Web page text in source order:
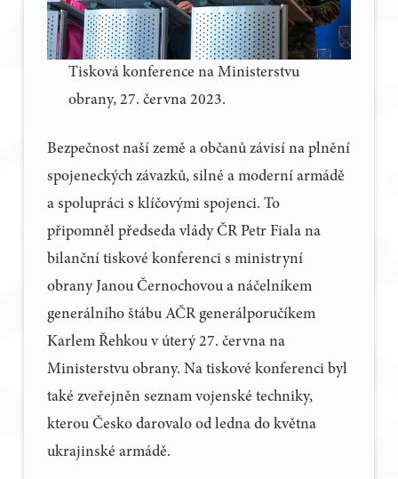
Tisková konference na Ministerstvu
obrany, 27. června 2023.
Bezpečnost naší země a občanů závisí na plnění
spojeneckých závazků, silné a moderní armádě
a spolupráci s klíčovými spojenci. To
připomněl předseda vlády ČR Petr Fiala na
bilanční tiskové konferenci s ministryní
obrany Janou Černochovou a náčelníkem
generálního štábu AČR generálporučíkem
Karlem Řehkou v úterý 27. června na
Ministerstvu obrany. Na tiskové konferenci byl
také zveřejněn seznam vojenské techniky,
kterou Česko darovalo od ledna do května
ukrajinské armádě.